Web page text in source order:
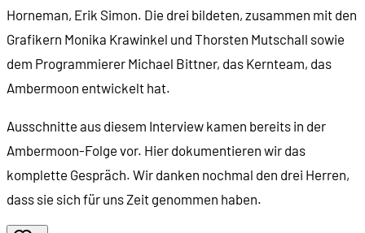
00:31:42 Eriks Vorgeschichte, Dragonflight und die Gründung
00:45:39 Von Amberstar zu Ambermoon
00:48:33 Änderungen in Ambermoon
00:51:18 Die 3D-Engine
00:56:58 Wie funktioniert die 3D-Engine?
Horneman, Erik Simon. Die drei bildeten, zusammen mit den
Grafikern Monika Krawinkel und Thorsten Mutschall sowie
dem Programmierer Michael Bittner, das Kernteam, das
Ambermoon entwickelt hat.
Ausschnitte aus diesem Interview kamen bereits in der
Ambermoon-Folge vor. Hier dokumentieren wir das
komplette Gespräch. Wir danken nochmal den drei Herren,
dass sie sich für uns Zeit genommen haben.